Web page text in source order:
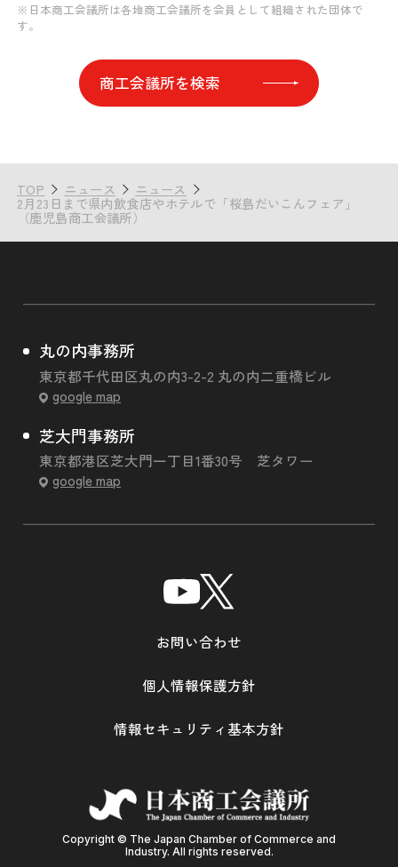
※日本商工会議所は各地商工会議所を会員として組織された団体で
す。
商工会議所を検索
TOP ニュース ニュース
2月23日まで県内飲食店やホテルで「桜島だいこんフェア」
（鹿児島商工会議所）
丸の内事務所
東京都千代田区丸の内3-2-2 丸の内二重橋ビル
google map
芝大門事務所
東京都港区芝大門一丁目1番30号 芝タワー
google map
Copyright © The Japan Chamber of Commerce and
Industry. All rights reserved.
お問い合わせ
個人情報保護方針
情報セキュリティ基本方針